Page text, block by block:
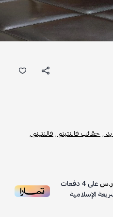
,حقائب فالنتينو ,فالنتينو ,
على4دفعات
الإسلامية